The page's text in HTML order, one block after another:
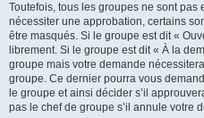
Toutefois, tous les groupes ne sont
nécessiter une approbation, certains
être masqués. Si le groupe est dit «
librement. Si le groupe est dit « À la
groupe mais votre demande
groupe. Ce dernier pourra vous
le groupe et ainsi décider s’il
pas le chef de groupe s’il annule votre